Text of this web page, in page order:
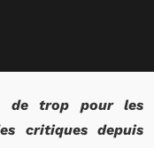
de trop pour les
critiques depuis